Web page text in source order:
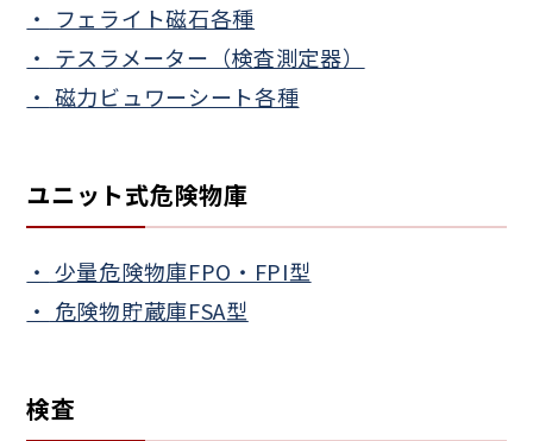
フェライト磁石各種
テスラメーター（検査測定器）
磁力ビュワーシート各種
ユニット式危険物庫
少量危険物庫FPO・FPI型
危険物貯蔵庫FSA型
検査